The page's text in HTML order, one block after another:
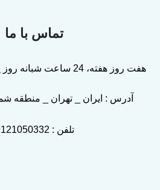
تماس با ما
هفت روز هفته، 24 ساعت شبانه روز پاسخگو شما هستیم.
آدرس : ایران _ تهران _ منطقه
تلفن :